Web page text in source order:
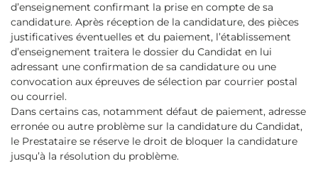
d’enseignement confirmant la prise en compte de sa
candidature. Après réception de la candidature, des pièces
justificatives éventuelles et du paiement, l’établissement
d’enseignement traitera le dossier du Candidat en lui
adressant une confirmation de sa candidature ou une
convocation aux épreuves de sélection par courrier postal
ou courriel.
Dans certains cas, notamment défaut de paiement, adresse
erronée ou autre problème sur la candidature du Candidat,
le Prestataire se réserve le droit de bloquer la candidature
jusqu’à la résolution du problème.